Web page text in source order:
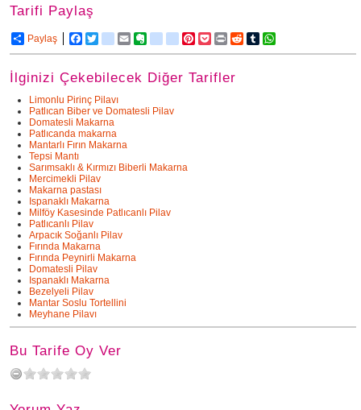
Tarifi Paylaş
Paylaş Facebook
Twitterdelicious
Email Evernotefriendfeed
google_bookmarks
Pinterest
Pocket
Print RedditTumblr
İlginizi Çekebilecek Diğer Tarifler
Limonlu Pirinç Pilavı
Patlıcan Biber ve Domatesli Pilav
Domatesli Makarna
Patlıcanda makarna
Mantarlı Fırın Makarna
Tepsi Mantı
Sarımsaklı & Kırmızı Biberli Makarna
Mercimekli Pilav
Makarna pastası
Ispanaklı Makarna
Milföy Kasesinde Patlıcanlı Pilav
Patlıcanlı Pilav
Arpacık Soğanlı Pilav
Fırında Makarna
Fırında Peynirli Makarna
Domatesli Pilav
Ispanaklı Makarna
Bezelyeli Pilav
Mantar Soslu Tortellini
Meyhane Pilavı
Bu Tarife Oy Ver